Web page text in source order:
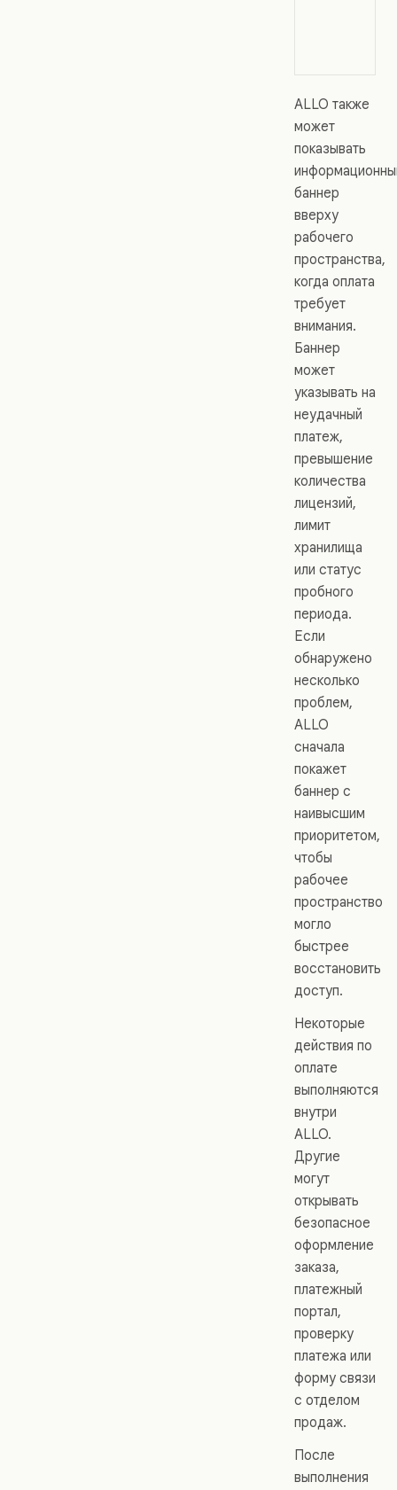
ALLO также
может
показывать
баннер
вверху
рабочего
пространства,
когда оплата
требует
внимания.
Баннер
может
указывать на
неудачный
платеж,
превышение
количества
лицензий,
лимит
хранилища
или статус
пробного
периода.
Если
обнаружено
несколько
проблем,
ALLO
сначала
покажет
баннер с
наивысшим
приоритетом,
чтобы
рабочее
пространство
могло
быстрее
восстановить
доступ.
Некоторые
действия по
оплате
выполняются
внутри
ALLO.
Другие
могут
открывать
безопасное
оформление
заказа,
платежный
портал,
проверку
платежа или
форму связи
с отделом
продаж.
После
выполнения